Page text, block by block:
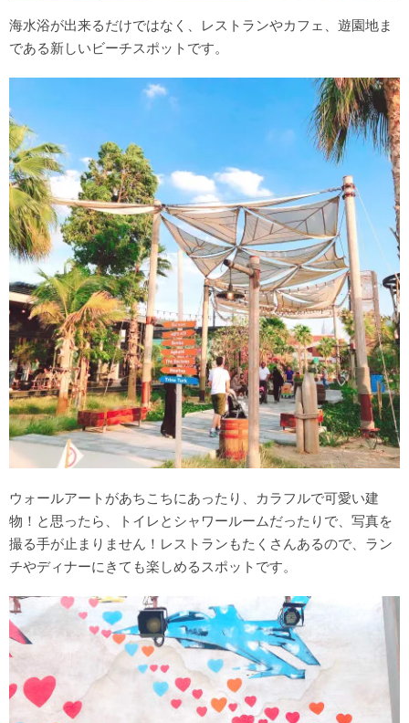
海水浴が出来るだけではなく、レストランやカフェ、遊園地ま
である新しいビーチスポットです。
ウォールアートがあちこちにあったり、カラフルで可愛い建
物！と思ったら、トイレとシャワールームだったりで、写真を
撮る手が止まりません！レストランもたくさんあるので、ラン
チやディナーにきても楽しめるスポットです。